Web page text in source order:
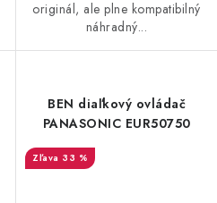
originál, ale plne kompatibilný
náhradný...
BEN diaľkový ovládač
PANASONIC EUR50750
33 %